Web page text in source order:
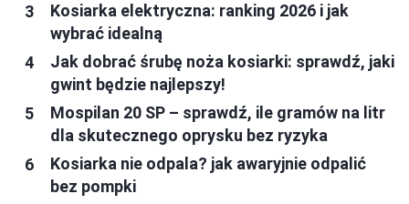
Kosiarka elektryczna: ranking 2026 i jak
wybrać idealną
Jak dobrać śrubę noża kosiarki: sprawdź, jaki
gwint będzie najlepszy!
Mospilan 20 SP – sprawdź, ile gramów na litr
dla skutecznego oprysku bez ryzyka
Kosiarka nie odpala? jak awaryjnie odpalić
bez pompki